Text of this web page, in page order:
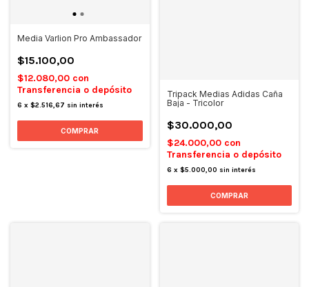
Media Varlion Pro Ambassador
$15.100,00
$12.080,00 con
Transferencia o depósito
6 x $2.516,67 sin interés
COMPRAR
Tripack Medias Adidas Caña
Baja - Tricolor
$30.000,00
$24.000,00 con
Transferencia o depósito
6 x $5.000,00 sin interés
COMPRAR